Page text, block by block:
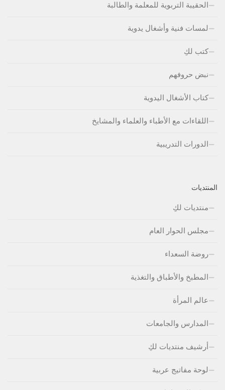
الحقيبة التربوية للمعلمة والطالبة
لمسات فنية وأشغال يدوية
كتب لكِ
نبض حروفهم
كتاب الأشغال اليدوية
اللقاءات مع الأطباء والعلماء والمشايخ
الدورات التدريبية
المنتديات
منتديات لكِ
مجلس الحوار العام
روضة السعداء
المطبخ والأطباق والتغذية
عالم المرأة
المدارس والجامعات
أرشيف منتديات لكِ
لوحة مفاتيج عربية